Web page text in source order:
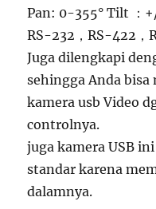
Pan: 0-355° Tilt ：
RS-232，RS-422，
Juga dilengkapi
sehingga Anda
kamera usb Video
controlnya.
juga kamera USB
standar karena
dalamnya.